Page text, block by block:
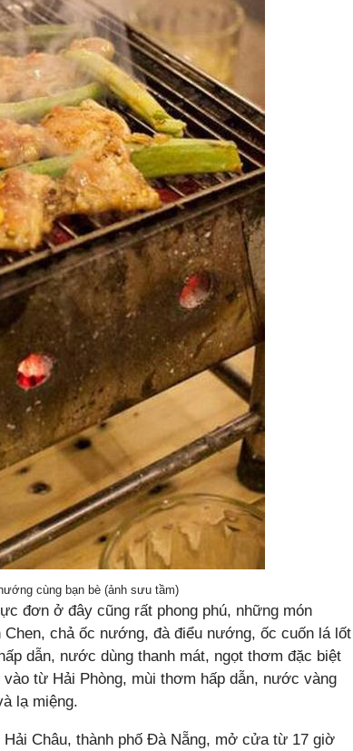
cùng bạn bè (ảnh sưu tầm)
đơn ở đây cũng rất phong phú, những món
chả ốc nướng, đà điểu nướng, ốc cuốn lá lốt
dẫn, nước dùng thanh mát, ngọt thơm đặc biệt
từ Hải Phòng, mùi thơm hấp dẫn, nước vàng
lạ miệng.
Châu, thành phố Đà Nẵng, mở cửa từ 17 giờ